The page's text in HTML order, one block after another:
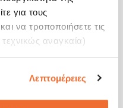
για τους
να τροποποιήσετε τις
αναγκαία)
Λεπτομέρειες